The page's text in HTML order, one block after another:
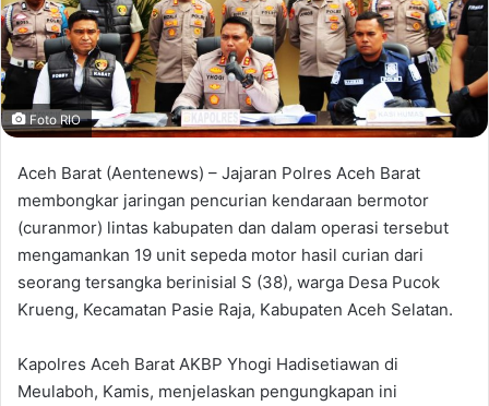
Foto RIO
Aceh Barat (Aentenews) – Jajaran Polres Aceh Barat
membongkar jaringan pencurian kendaraan bermotor
(curanmor) lintas kabupaten dan dalam operasi tersebut
mengamankan 19 unit sepeda motor hasil curian dari
seorang tersangka berinisial S (38), warga Desa Pucok
Krueng, Kecamatan Pasie Raja, Kabupaten Aceh Selatan.
Kapolres Aceh Barat AKBP Yhogi Hadisetiawan di
Meulaboh, Kamis, menjelaskan pengungkapan ini